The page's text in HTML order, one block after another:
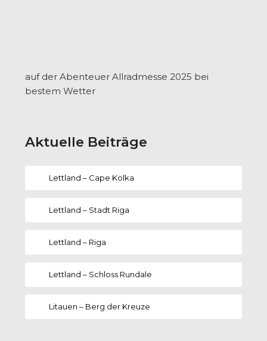
auf der Abenteuer Allradmesse 2025 bei
bestem Wetter
Aktuelle Beiträge
Lettland – Cape Kolka
Lettland – Stadt Riga
Lettland – Riga
Lettland – Schloss Rundale
Litauen – Berg der Kreuze